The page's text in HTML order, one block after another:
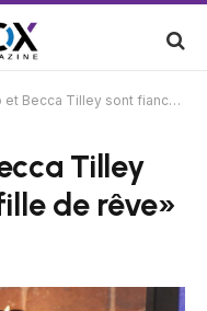
Tilley sont fiancés: «Ma fille de rêve»
Tilley
de rêve»